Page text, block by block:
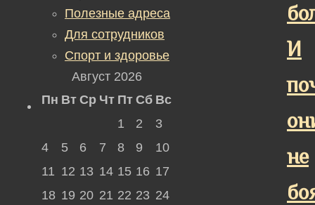
И
не
Полезные адреса
Для сотрудников
Спорт и здоровье
Август 2026
Пн Вт Ср Чт Пт Сб Вс
1
2
3
4
5 6 7 8 9
10
11 12 13 14 15 16 17
18 19 20 21 22 23 24